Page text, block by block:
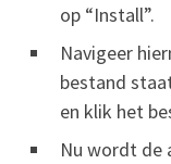
op “Install”.
Navigeer
bestand
en klik het
Nu wordt de